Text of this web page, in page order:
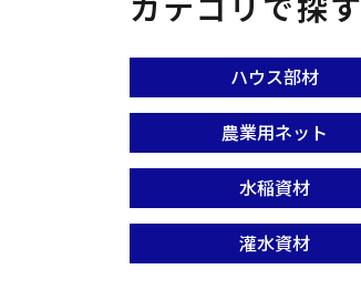
ハウス部材
農業用ネット
水稲資材
灌水資材